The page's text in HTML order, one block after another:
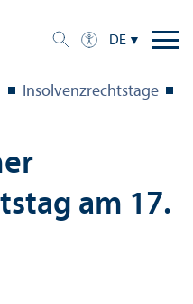
DE
Insolvenzrechts­tage
am 17.